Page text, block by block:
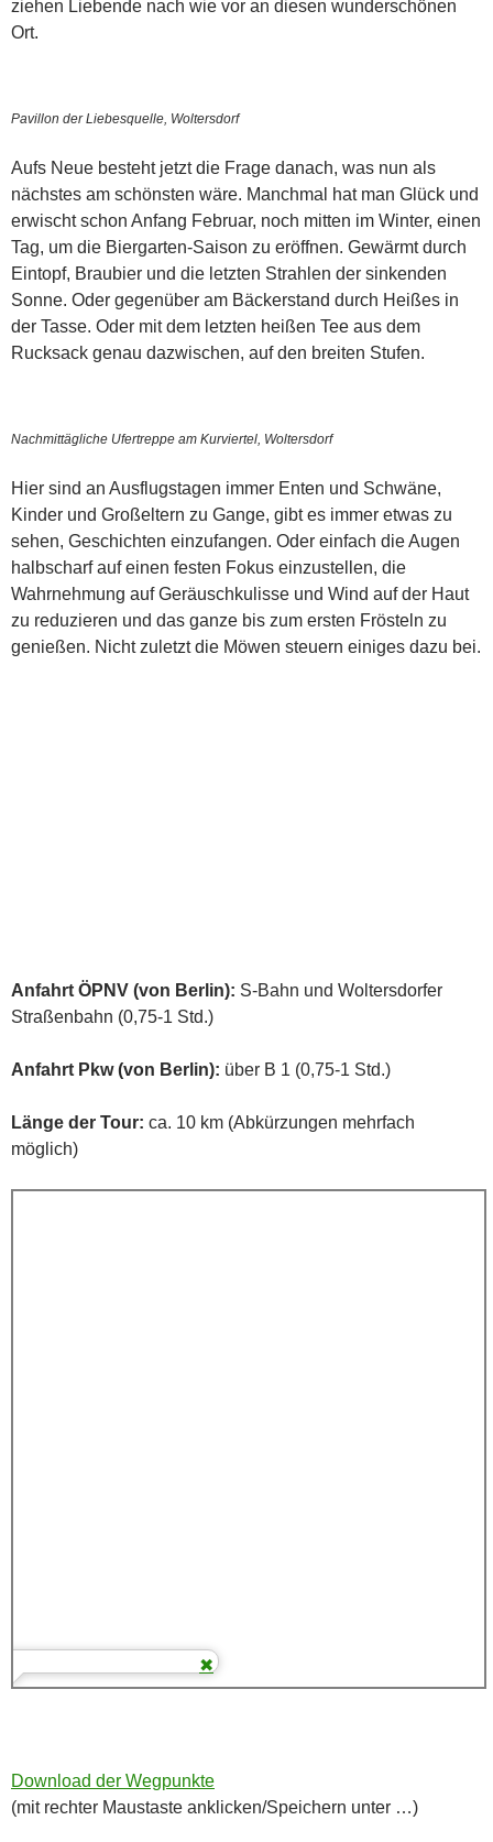
ziehen Liebende nach wie vor an diesen wunderschönen
Ort.
Pavillon der Liebesquelle, Woltersdorf
Aufs Neue besteht jetzt die Frage danach, was nun als
nächstes am schönsten wäre. Manchmal hat man Glück und
erwischt schon Anfang Februar, noch mitten im Winter, einen
Tag, um die Biergarten-Saison zu eröffnen. Gewärmt durch
Eintopf, Braubier und die letzten Strahlen der sinkenden
Sonne. Oder gegenüber am Bäckerstand durch Heißes in
der Tasse. Oder mit dem letzten heißen Tee aus dem
Rucksack genau dazwischen, auf den breiten Stufen.
Nachmittägliche Ufertreppe am Kurviertel, Woltersdorf
Hier sind an Ausflugstagen immer Enten und Schwäne,
Kinder und Großeltern zu Gange, gibt es immer etwas zu
sehen, Geschichten einzufangen. Oder einfach die Augen
halbscharf auf einen festen Fokus einzustellen, die
Wahrnehmung auf Geräuschkulisse und Wind auf der Haut
zu reduzieren und das ganze bis zum ersten Frösteln zu
genießen. Nicht zuletzt die Möwen steuern einiges dazu bei.
Anfahrt ÖPNV (von Berlin): S-Bahn und Woltersdorfer
Straßenbahn (0,75-1 Std.)
Anfahrt Pkw (von Berlin): über B 1 (0,75-1 Std.)
Länge der Tour: ca. 10 km (Abkürzungen mehrfach
möglich)
Download der Wegpunkte
(mit rechter Maustaste anklicken/Speichern unter …)